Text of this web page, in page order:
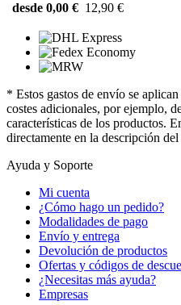
desde 0,00 € 12,90 €
* Estos gastos de envío se
costes adicionales, por ejemplo,
características de los productos.
directamente en la descripción
Ayuda y Soporte
Mi cuenta
¿Cómo hago un pedido?
Modalidades de pago
Envío y entrega
Devolución de productos
Ofertas y códigos de
¿Necesitas más ayuda?
Empresas